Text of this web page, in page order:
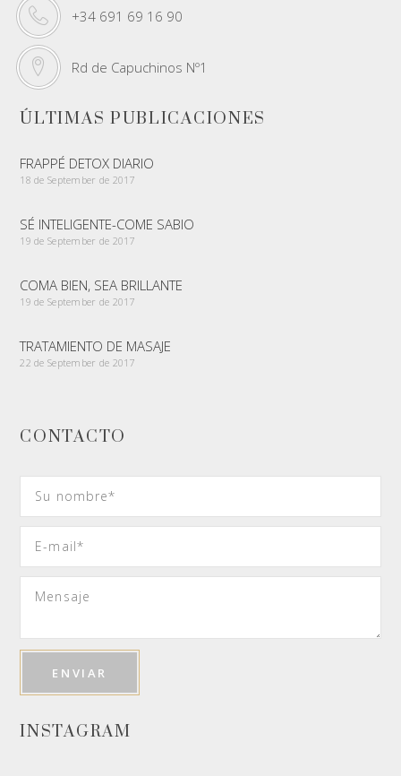
+34 691 69 16 90
Rd de Capuchinos Nº1
ÚLTIMAS PUBLICACIONES
FRAPPÉ DETOX DIARIO
18 de September de 2017
SÉ INTELIGENTE-COME SABIO
19 de September de 2017
COMA BIEN, SEA BRILLANTE
19 de September de 2017
TRATAMIENTO DE MASAJE
22 de September de 2017
CONTACTO
INSTAGRAM